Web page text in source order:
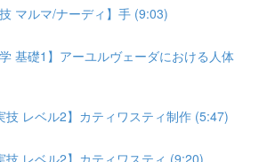
マルマ/ナーディ】手 (9:03)
学 基礎1】アーユルヴェーダにおける人体
技 レベル2】カティワスティ制作 (5:47)
技 レベル2】カティワスティ (9:20)